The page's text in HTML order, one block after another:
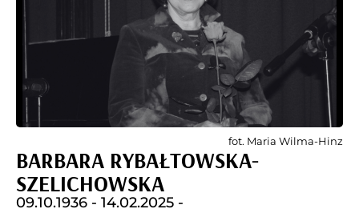
BARBARA RYBAŁTOWSKA-
SZELICHOWSKA
09.10.1936 - 14.02.2025 -
fot. Maria Wilma-Hinz